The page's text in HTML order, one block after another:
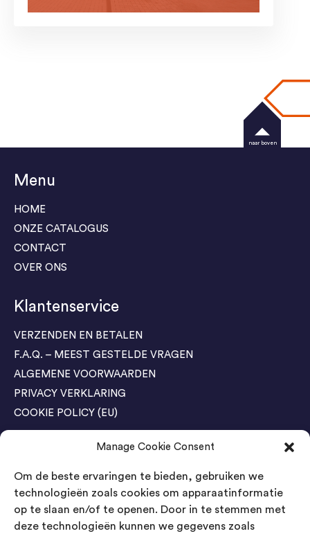
Manage Cookie Consent
Om de beste ervaringen te bieden, gebruiken we
technologieën zoals cookies om apparaatinformatie
op te slaan en/of te openen. Door in te stemmen met
deze technologieën kunnen we gegevens zoals
Menu
HOME
ONZE CATALOGUS
CONTACT
OVER ONS
Klantenservice
VERZENDEN EN BETALEN
F.A.Q. – MEEST GESTELDE VRAGEN
ALGEMENE VOORWAARDEN
PRIVACY VERKLARING
COOKIE POLICY (EU)
Agenda Trade Shows
04-05 November / SVG FAIR Winterswijk
Bestel GRATIS kaarten
24-26 March / IAW Trade Fair - Cologne
Bestel GRATIS kaarten
naar boven